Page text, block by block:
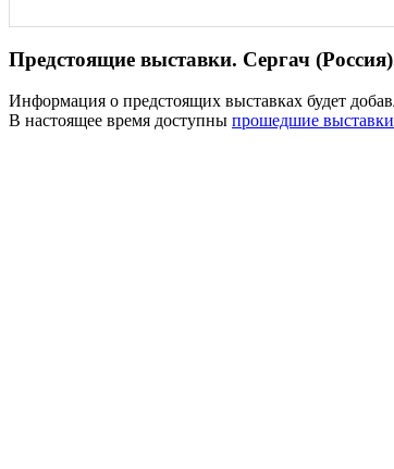
Предстоящие выставки. Сергач
Информация о предстоящих выставках будет
В настоящее время доступны прошедшие выставки